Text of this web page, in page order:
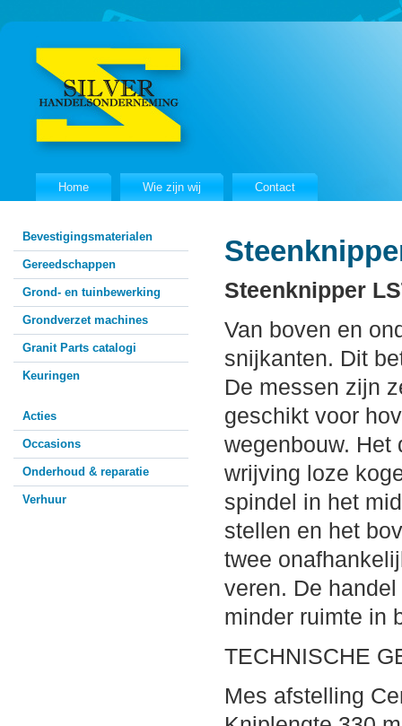
Home Wie zijn wij Contact
Bevestigingsmaterialen
Gereedschappen
Grond- en tuinbewerking
Grondverzet machines
Granit Parts catalogi
Keuringen
Acties
Occasions
Onderhoud & reparatie
Verhuur
Steenknipper
Van boven en
snijkanten. Dit
De messen zijn
geschikt voor
wegenbouw. Het
wrijving loze
spindel in het
stellen en het
twee
veren. De
minder ruimte in
TECHNISCHE
Mes afstelling